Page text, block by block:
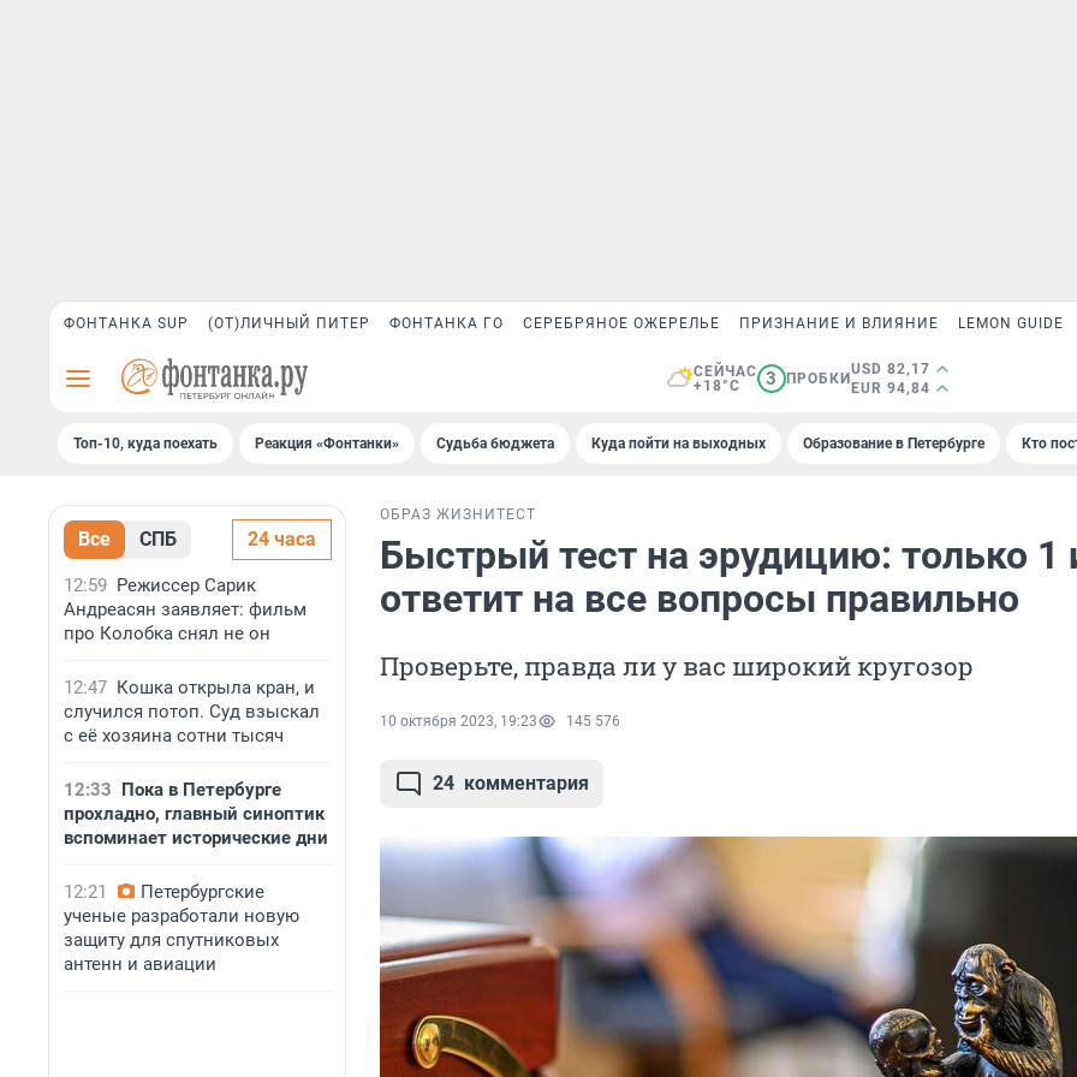
ФОНТАНКА SUP (ОТ)ЛИЧНЫЙ ПИТЕР ФОНТАНКА ГО СЕРЕБРЯНОЕ ОЖЕРЕЛЬЕ ПРИЗНАНИЕ И ВЛИЯНИЕ LEMON GUIDE
СЕЙЧАС
+18°C
3 ПРОБКИ
USD 82,17
EUR 94,84
Топ-10, куда поехать Реакция «Фонтанки» Судьба бюджета Куда пойти на выходных Образование в Петербурге Кто
Все СПБ 24 часа
12:59 Режиссер Сарик
Андреасян заявляет: фильм
про Колобка снял не он
12:47 Кошка открыла кран, и
случился потоп. Суд взыскал
с её хозяина сотни тысяч
12:33 Пока в Петербурге
прохладно, главный синоптик
вспоминает исторические дни
12:21
Петербургские
ученые разработали новую
защиту для спутниковых
антенн и авиации
ОБРАЗ ЖИЗНИ ТЕСТ
Быстрый тест на эрудицию: только 1
ответит на все вопросы правильно
Проверьте, правда ли у вас широкий кругозор
10 октября 2023, 19:23 145 576
24 комментария